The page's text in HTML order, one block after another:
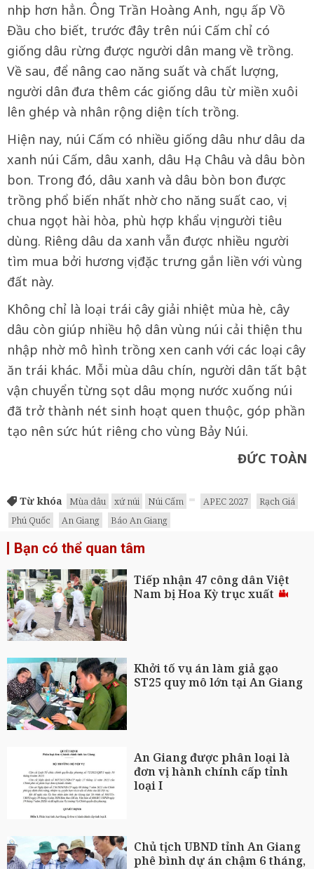
nhịp hơn hẳn. Ông Trần Hoàng Anh, ngụ ấp Vồ
Đầu cho biết, trước đây trên núi Cấm chỉ có
giống dâu rừng được người dân mang về trồng.
Về sau, để nâng cao năng suất và chất lượng,
người dân đưa thêm các giống dâu từ miền xuôi
lên ghép và nhân rộng diện tích trồng.
Hiện nay, núi Cấm có nhiều giống dâu như dâu da
xanh núi Cấm, dâu xanh, dâu Hạ Châu và dâu bòn
bon. Trong đó, dâu xanh và dâu bòn bon được
trồng phổ biến nhất nhờ cho năng suất cao, vị
chua ngọt hài hòa, phù hợp khẩu vị người tiêu
dùng. Riêng dâu da xanh vẫn được nhiều người
tìm mua bởi hương vị đặc trưng gắn liền với vùng
đất này.
Không chỉ là loại trái cây giải nhiệt mùa hè, cây
dâu còn giúp nhiều hộ dân vùng núi cải thiện thu
nhập nhờ mô hình trồng xen canh với các loại cây
ăn trái khác. Mỗi mùa dâu chín, người dân tất bật
vận chuyển từng sọt dâu mọng nước xuống núi
đã trở thành nét sinh hoạt quen thuộc, góp phần
tạo nên sức hút riêng cho vùng Bảy Núi.
ĐỨC TOÀN
Từ khóa Mùa dâu xứ núi Núi Cấm APEC 2027
Rạch Giá
Phú Quốc
An Giang Báo An Giang
Bạn có thể quan tâm
Tiếp nhận 47 công dân Việt
Nam bị Hoa Kỳ trục xuất
Khởi tố vụ án làm giả gạo
ST25 quy mô lớn tại An Giang
An Giang được phân loại là
đơn vị hành chính cấp tỉnh
loại I
Chủ tịch UBND tỉnh An Giang
phê bình dự án chậm 6 tháng,